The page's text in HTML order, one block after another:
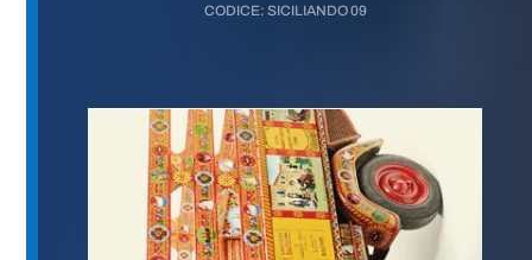
CODICE: SICILIANDO 09